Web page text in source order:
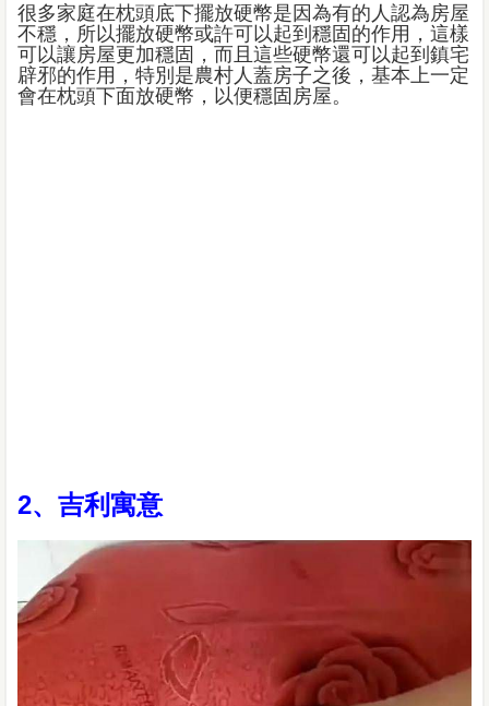
很多家庭在枕頭底下擺放硬幣是因為有的人認為房屋
不穩，所以擺放硬幣或許可以起到穩固的作用，這樣
可以讓房屋更加穩固，而且這些硬幣還可以起到鎮宅
辟邪的作用，特別是農村人蓋房子之後，基本上一定
會在枕頭下面放硬幣，以便穩固房屋。
2、吉利寓意